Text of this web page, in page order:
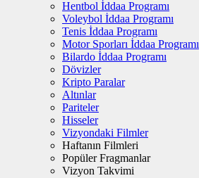
Hentbol İddaa Programı
Voleybol İddaa Programı
Tenis İddaa Programı
Motor Sporları İddaa Programı
Bilardo İddaa Programı
Dövizler
Kripto Paralar
Altınlar
Pariteler
Hisseler
Vizyondaki Filmler
Haftanın Filmleri
Popüler Fragmanlar
Vizyon Takvimi